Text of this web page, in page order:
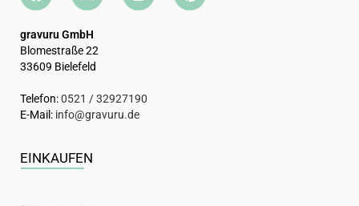
gravuru GmbH
Blomestraße 22
33609 Bielefeld
Telefon:0521 / 32927190
E-Mail: info@gravuru.de
EINKAUFEN